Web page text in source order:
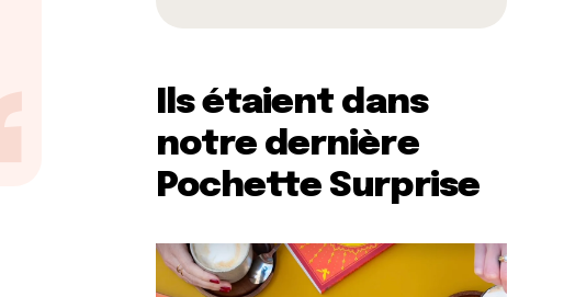
Ils étaient dans
notre dernière
Pochette Surprise